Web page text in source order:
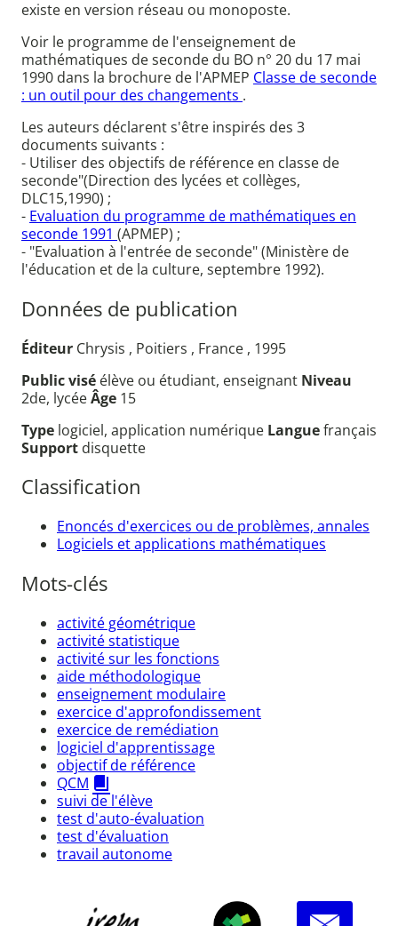
existe en version réseau ou monoposte.
Voir le programme de l'enseignement de
mathématiques de seconde du BO n° 20 du 17 mai
1990 dans la brochure de l'APMEP Classe de seconde
: un outil pour des changements .
Les auteurs déclarent s'être inspirés des 3
documents suivants :
- Utiliser des objectifs de référence en classe de
seconde"(Direction des lycées et collèges,
DLC15,1990) ;
- Evaluation du programme de mathématiques en
seconde 1991 (APMEP) ;
- "Evaluation à l'entrée de seconde" (Ministère de
l'éducation et de la culture, septembre 1992).
Données de publication
Éditeur Chrysis , Poitiers , France , 1995
Public visé élève ou étudiant, enseignant Niveau
2de, lycéeÂge 15
Type logiciel, application numérique Languefrançais
Support disquette
Classification
Enoncés d'exercices ou de problèmes, annales
Logiciels et applications mathématiques
Mots-clés
activité géométrique
activité statistique
activité sur les fonctions
aide méthodologique
enseignement modulaire
exercice d'approfondissement
exercice de remédiation
logiciel d'apprentissage
objectif de référence
QCM
suivi de l'élève
test d'auto-évaluation
test d'évaluation
travail autonome